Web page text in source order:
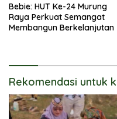
Bebie: HUT Ke-24 Murung
Raya Perkuat Semangat
Membangun Berkelanjutan
Rekomendasi untuk